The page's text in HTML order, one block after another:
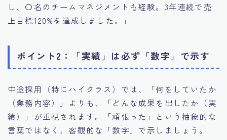
し、〇名のチームマネジメントも経験。3年連続で売
上目標120%を達成しました。」
ポイント2：「実績」は必ず「数字」で示す
中途採用（特にハイクラス）では、「何をしていたか
（業務内容）」よりも、「どんな成果を出したか（実
績）」が重視されます。「頑張った」という抽象的な
言葉ではなく、客観的な「数字」で示しましょう。